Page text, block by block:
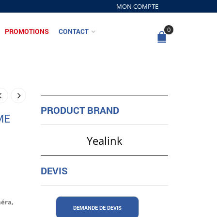
MON COMPTE
PROMOTIONS CONTACT 0
PRODUCT BRAND
Yealink
DEVIS
DEMANDE DE DEVIS